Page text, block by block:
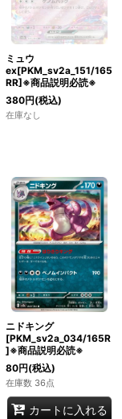
ミュウ
ex[PKM_sv2a_151/165
RR]※商品説明必読※
380円(税込)
在庫なし
ニドキング
[PKM_sv2a_034/165R
]※商品説明必読※
80円(税込)
在庫数 36点
カートに入れる